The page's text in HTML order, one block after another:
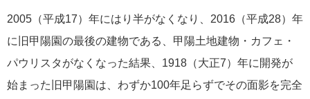
2005（平成17）年にはり半がなくなり、2016（平成28）年
に旧甲陽園の最後の建物である、甲陽土地建物・カフェ・
パウリスタがなくなった結果、1918（大正7）年に開発が
始まった旧甲陽園は、わずか100年足らずでその面影を完全